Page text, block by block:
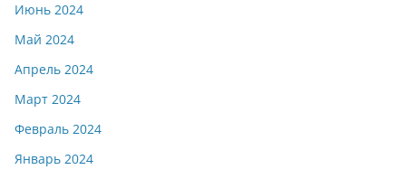
Июнь 2024
Май 2024
Апрель 2024
Март 2024
Февраль 2024
Январь 2024